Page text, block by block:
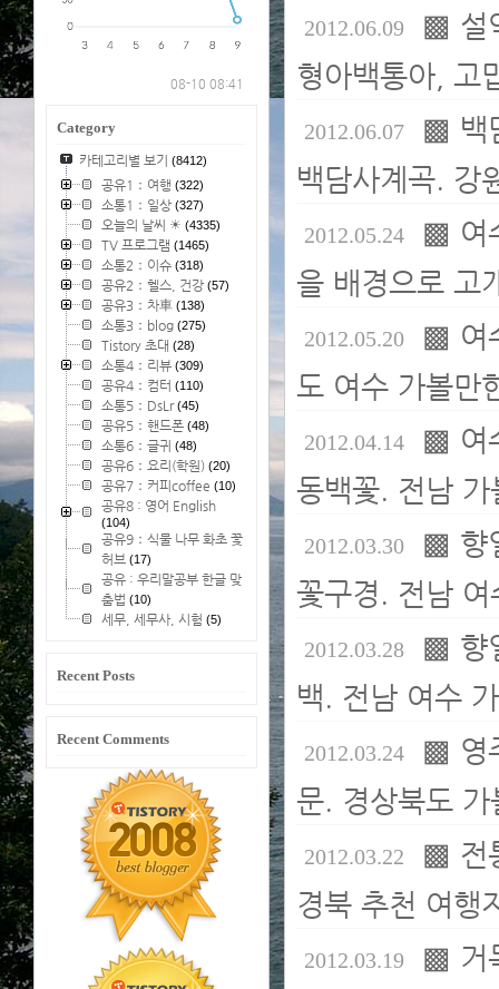
08-10 08:41
Category
카테고리별 보기 (8412)
공유1：여행 (322)
소통1：일상 (327)
오늘의 날씨 ☀ (4335)
TV 프로그램 (1465)
소통2：이슈 (318)
공유2：헬스, 건강 (57)
공유3：차車 (138)
소통3：blog (275)
Tistory 초대 (28)
소통4：리뷰 (309)
공유4：컴터 (110)
소통5：DsLr(45)
공유5：핸드폰 (48)
소통6：글귀 (48)
공유6：요리(학원) (20)
공유7：커피coffee (10)
공유8 : 영어 English
(104)
공유9：식물 나무 화초 꽃
허브 (17)
공유 : 우리말공부 한글 맞
춤법 (10)
세무, 세무사, 시험 (5)
Recent Posts
Recent Comments
2012.06.09 ▩ 설
형아백통아, 고
2012.06.07 ▩ 백
백담사계곡. 강
2012.05.24 ▩ 여
을 배경으로 고
2012.05.20 ▩ 여
도 여수 가볼
2012.04.14 ▩ 여
동백꽃. 전남
2012.03.30 ▩ 향
꽃구경. 전남
2012.03.28 ▩ 향
백. 전남 여수
2012.03.24 ▩ 영
문. 경상북도
2012.03.22 ▩ 전
경북 추천 여행
2012.03.19 ▩ 거